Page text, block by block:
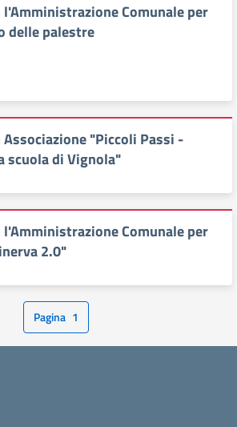
l'Amministrazione Comunale per
delle palestre
"Piccoli Passi -
scuola di Vignola"
l'Amministrazione Comunale per
2.0"
Pagina 1